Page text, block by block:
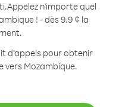
Appelez n'importe quel
! - dès 9.9 ¢ la
d’appels pour obtenir
vers Mozambique.